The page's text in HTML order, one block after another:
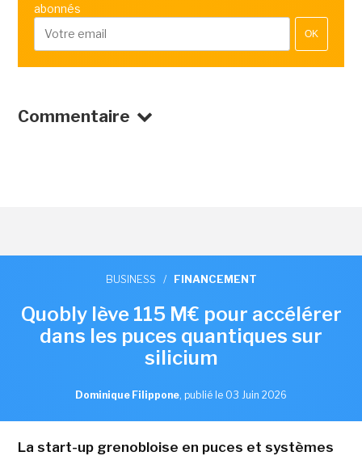
abonnés
OK
Commentaire
BUSINESS / FINANCEMENT
Quobly lève 115 M€ pour accélérer
dans les puces quantiques sur
silicium
Dominique Filippone, publié le 03 Juin 2026
La start-up grenobloise en puces et systèmes